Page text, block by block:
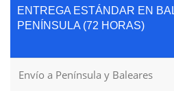
ENTREGA ESTÁNDAR EN
PENÍNSULA (72 HORAS)
Envío a Península y Baleares